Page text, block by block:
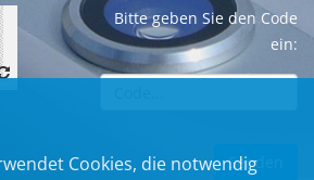
Bitte geben Sie den Code
ein:
Cookies, die notwendig